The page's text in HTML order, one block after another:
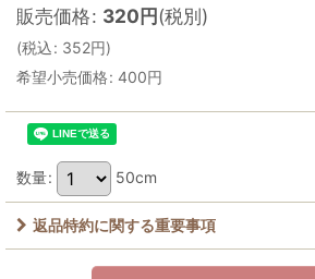
販売価格: 320円(税別)
(税込: 352円)
希望小売価格: 400円
数量: 50cm
返品特約に関する重要事項